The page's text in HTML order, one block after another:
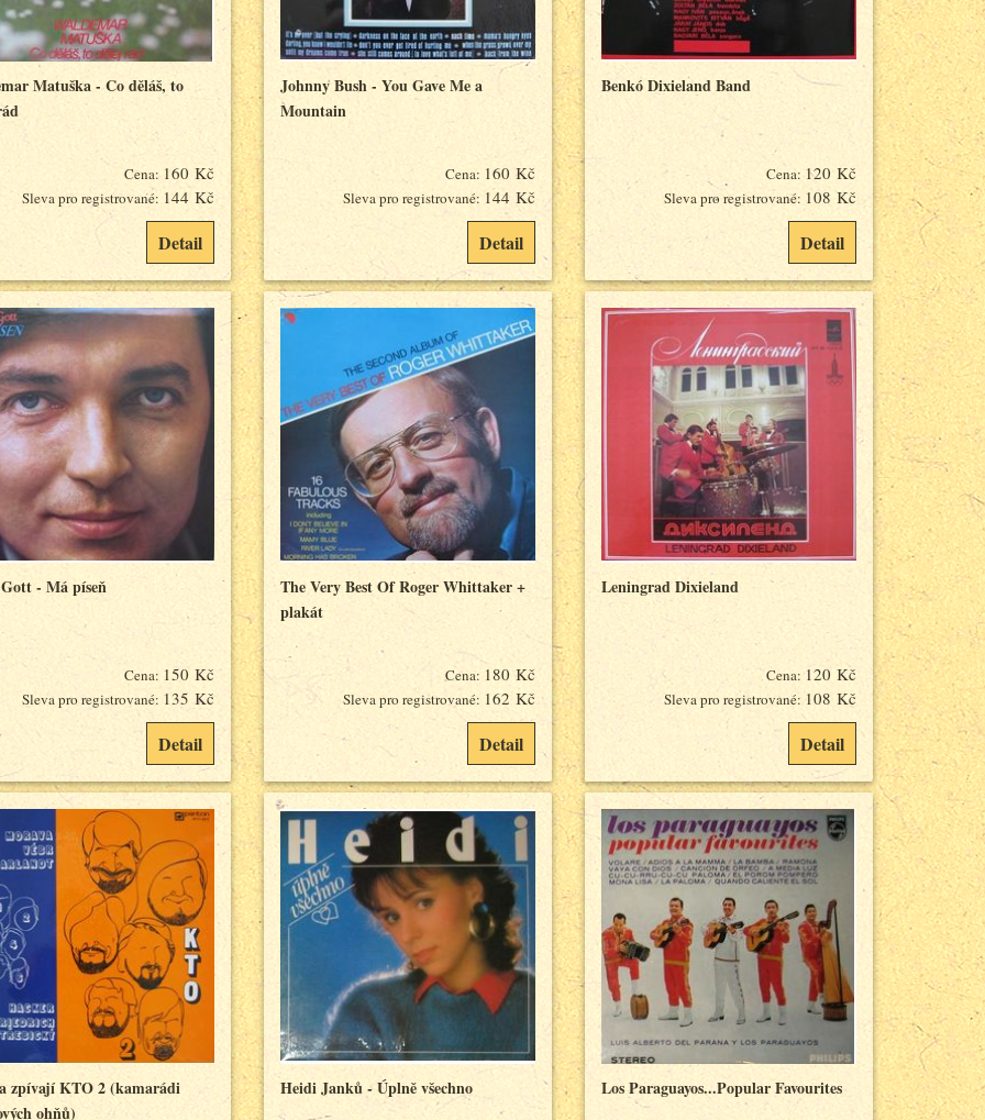
Matuška - Co děláš, to
Cena: 160 Kč
Sleva pro registrované: 144 Kč
Detail
Johnny Bush - You Gave Me a
Mountain
Cena: 160 Kč
Sleva pro registrované: 144 Kč
Detail
Benkó Dixieland Band
Cena: 120 Kč
Sleva pro registrované: 108 Kč
Detail
- Má píseň
Cena: 150 Kč
Sleva pro registrované: 135 Kč
Detail
The Very Best Of Roger Whittaker +
plakát
Cena: 180 Kč
Sleva pro registrované: 162 Kč
Detail
Leningrad Dixieland
Cena: 120 Kč
Sleva pro registrované: 108 Kč
Detail
zpívají KTO 2 (kamarádi
ohňů)
Heidi Janků - Úplně všechno Los Paraguayos...Popular Favourites